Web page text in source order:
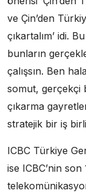
ve Çin’den
çıkartalım’ idi.
bunların
çalışsın. Ben
somut, gerçekçi
çıkarma
stratejik bir iş
ICBC Türkiye
ise ICBC’nin son